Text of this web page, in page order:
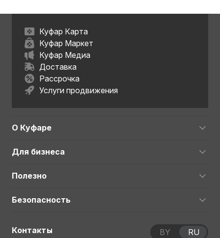
,*Парковка: возле дома бесплатно. 20 метров от
дома паркинг с платной парковкой. На ночь 10
рублей.
Правила: Квартира не сдается для мероприятий,
шумных компаний и лицам моложе 23 лет. Курение
Куфар Карта
Куфар Маркет
Куфар Медиа
Доставка
Рассрочка
Услуги продвижения
О Куфаре
Для бизнеса
Полезно
Безопасность
Контакты BY RU